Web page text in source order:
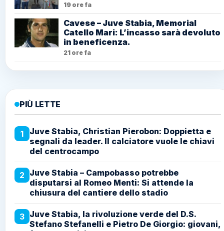
19 ore fa
Cavese – Juve Stabia, Memorial
Catello Mari: L’incasso sarà devoluto
in beneficenza.
21 ore fa
PIÙ LETTE
1
Juve Stabia, Christian Pierobon: Doppietta e
segnali da leader. Il calciatore vuole le chiavi
del centrocampo
2 Juve Stabia – Campobasso potrebbe
disputarsi al Romeo Menti: Si attende la
chiusura del cantiere dello stadio
3 Juve Stabia, la rivoluzione verde del D.S.
Stefano Stefanelli e Pietro De Giorgio: giovani,